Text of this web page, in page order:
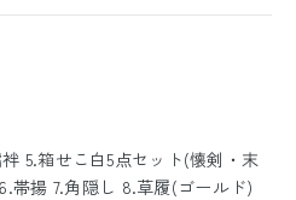
5.箱せこ白5点セット(懐剣・末
帯揚 7.角隠し 8.草履(ゴールド)